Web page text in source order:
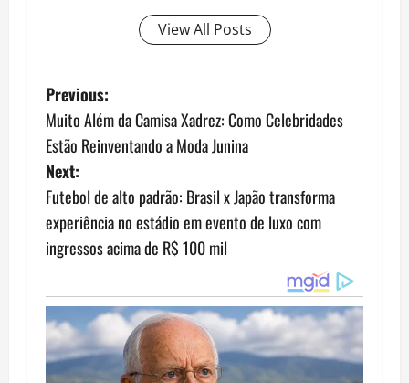
View All Posts
P
o
s
t
n
a
v
i
Previous:
Muito Além da Camisa Xadrez: Como Celebridades
Estão Reinventando a Moda Junina
Next:
Futebol de alto padrão: Brasil x Japão transforma
experiência no estádio em evento de luxo com
ingressos acima de R$ 100 mil